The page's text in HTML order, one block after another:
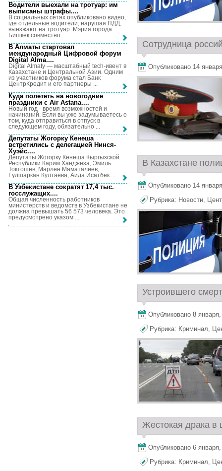
Сотрудница
Опубликовано 14
В Казахстане
Опубликовано 14
Рубрика: Новости,
Устроившего
Опубликовано 8
Рубрика: Криминал,
Жестокая драка в
Опубликовано 6
Рубрика: Криминал,
Водители выехали на тротуар: им
выписаны штрафы....
В социальных сетях опубликовано видео,
где отдельные водители, нарушая ПДД,
выезжают на тротуар. Мэрия города
Бишкек совместно ...
В Алматы стартовал
международный Цифровой форум
Digital Alma....
Digital Almaty — масштабный tech-ивент в
Казахстане и Центральной Азии. Одним
из участников форума стал Банк
ЦентрКредит и его партнеры ...
Куда полететь на новогодние
праздники с Air Astana....
Новый год - время возможностей и
начинаний. Если вы уже задумываетесь о
том, куда отправиться в отпуск в
следующем году, обязательно ...
Депутаты Жогорку Кенеша
встретились с делегацией Нинся-
Хуэйс....
Депутаты Жогорку Кенеша Кыргызской
Республики Карим Ханджеза, Эмиль
Токтошев, Марлен Маматалиев,
Гүлшаркан Култаева, Аида Исатбек ...
В Узбекистане сократят 17,4 тыс.
госслужащих....
Общая численность работников
министерств и ведомств в Узбекистане не
должна превышать 56 573 человека. Это
предусмотрено указом ...